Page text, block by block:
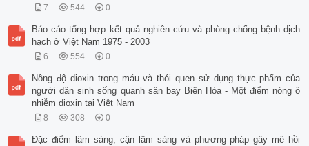
7 544 0
Báo cáo tổng hợp kết quả nghiên cứu và phòng chống bệnh dịch
hạch ở Việt Nam 1975 - 2003
6 554 0
Nồng độ dioxin trong máu và thói quen sử dụng thực phẩm của
người dân sinh sống quanh sân bay Biên Hòa - Một điểm nóng ô
nhiễm dioxin tại Việt Nam
8 308 0
Đặc điểm lâm sàng, cận lâm sàng và phương pháp gây mê hồi